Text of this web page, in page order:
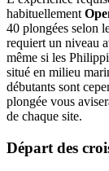
habituellement
40 plongées selon
requiert un niveau
même si les
situé en milieu
débutants sont
plongée vous
de chaque site.
Départ des